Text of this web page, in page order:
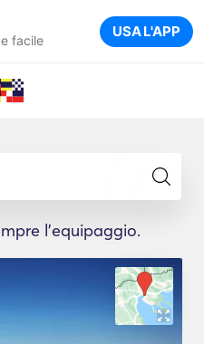
facile USA L'APP
l'equipaggio.